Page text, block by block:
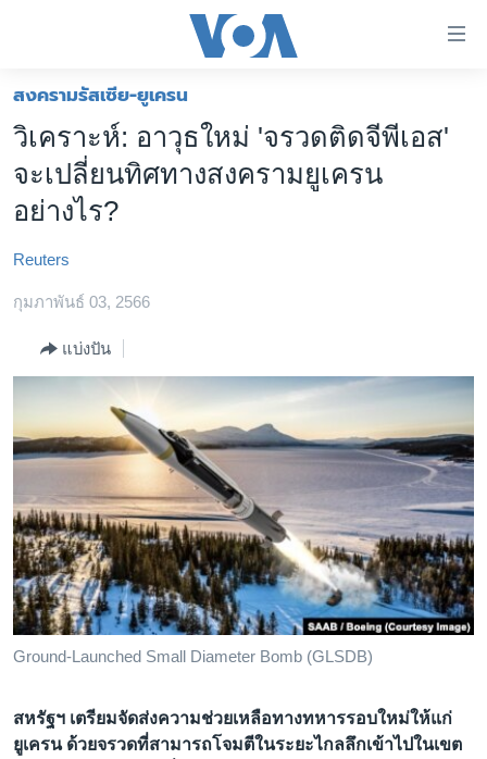
ต่อ
ข้าม
เนื้อหา
หลัก
ไป
หลัก
การ
ค้นหา
โลก
เอเชีย
ไทย
ธุรกิจ
วิทยาศาสตร์
สังคมและสุขภาพ
ไลฟ์สไตล์
ตรวจสอบข่าว
เรียนรู้ภาษาอังกฤษ
พอดคาสต์
ติดตามเรา
เลือกภาษา
สงครามรัสเซีย-ยูเครน
วิเคราะห์: อาวุธใหม่ 'จรวดติดจีพีเอส'
จะเปลี่ยนทิศทางสงครามยูเครน
อย่างไร?
Reuters
กุมภาพันธ์ 03, 2566
แบ่งปัน
Ground-Launched Small Diameter Bomb (GLSDB)
สหรัฐฯ เตรียมจัดส่งความช่วยเหลือทางทหารรอบใหม่ให้แก่
ยูเครน ด้วยจรวดที่สามารถโจมตีในระยะไกลลึกเข้าไปในเขต